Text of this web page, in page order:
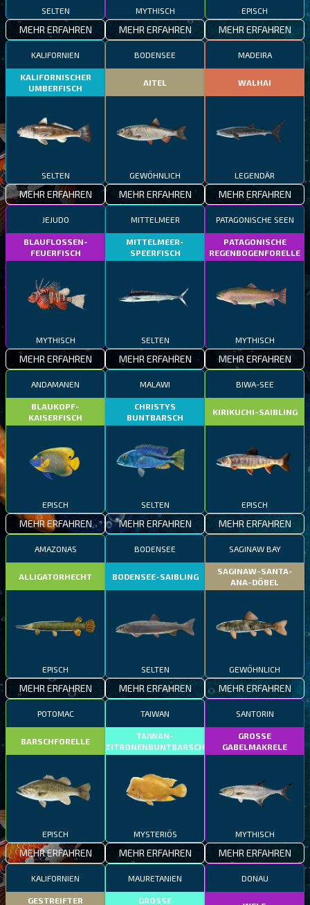
SELTEN
MEHR ERFAHREN
MYTHISCH
MEHR ERFAHREN
EPISCH
MEHR ERFAHREN
KALIFORNIEN
KALIFORNISCHER
UMBERFISCH
SELTEN
MEHR ERFAHREN
BODENSEE
AITEL
GEWÖHNLICH
MEHR ERFAHREN
MADEIRA
WALHAI
LEGENDÄR
MEHR ERFAHREN
JEJUDO
BLAUFLOSSEN-
FEUERFISCH
MYTHISCH
MEHR ERFAHREN
MITTELMEER
MITTELMEER-
SPEERFISCH
SELTEN
MEHR ERFAHREN
PATAGONISCHE SEEN
PATAGONISCHE
REGENBOGENFORELLE
MYTHISCH
MEHR ERFAHREN
ANDAMANEN
BLAUKOPF-
KAISERFISCH
EPISCH
MEHR ERFAHREN
MALAWI
CHRISTYS
BUNTBARSCH
SELTEN
MEHR ERFAHREN
BIWA-SEE
KIRIKUCHI-SAIBLING
EPISCH
MEHR ERFAHREN
AMAZONAS
ALLIGATORHECHT
EPISCH
MEHR ERFAHREN
BODENSEE
BODENSEE-SAIBLING
SELTEN
MEHR ERFAHREN
SAGINAW BAY
SAGINAW-SANTA-
ANA-DÖBEL
GEWÖHNLICH
MEHR ERFAHREN
POTOMAC
BARSCHFORELLE
EPISCH
MEHR ERFAHREN
TAIWAN
TAIWAN-
ZITRONENBUNTBARSCH
MYSTERIÖS
MEHR ERFAHREN
SANTORIN
GROSSE
GABELMAKRELE
MYTHISCH
MEHR ERFAHREN
KALIFORNIEN
GESTREIFTER
MAURETANIEN
GROSSE
DONAU